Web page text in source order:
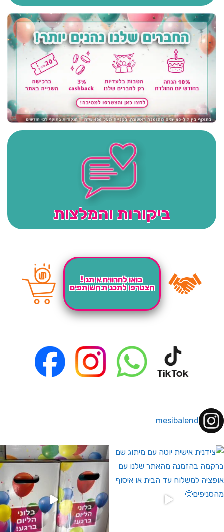
ביקורות והמלצות
בואו להרוויח איתנו!
הצטרפו לתכנית השותפים
mesibalend
לחברי מועדון ומצטרפים חדשים🤍